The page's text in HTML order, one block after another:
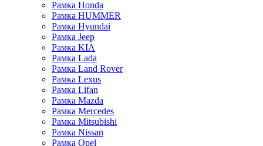
Рамка Honda
Рамка HUMMER
Рамка Hyundai
Рамка Jeep
Рамка KIA
Рамка Lada
Рамка Land Rover
Рамка Lexus
Рамка Lifan
Рамка Mazda
Рамка Mercedes
Рамка Mitsubishi
Рамка Nissan
Рамка Opel